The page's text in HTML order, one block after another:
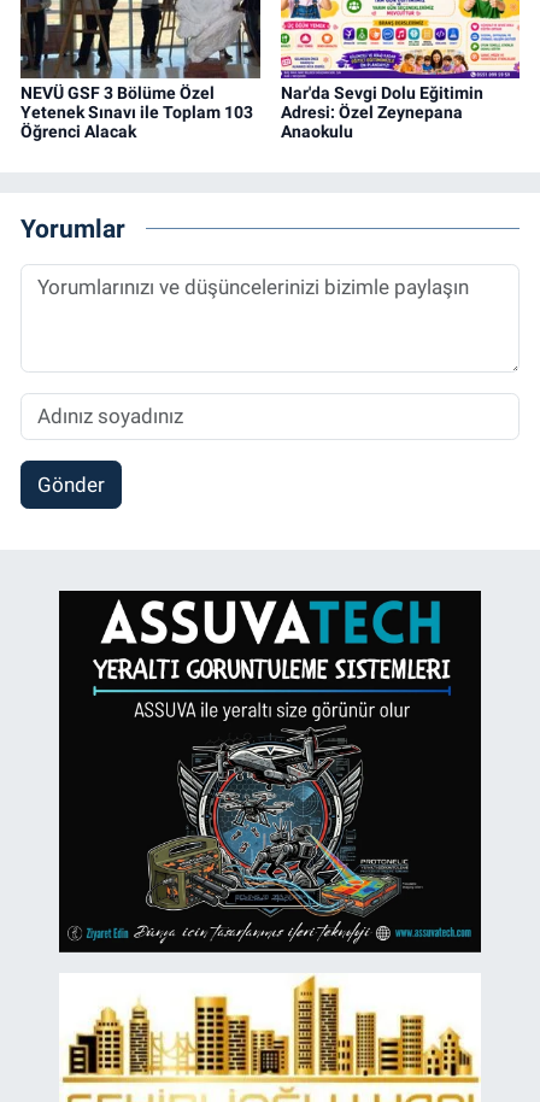
NEVÜ GSF 3 Bölüme Özel
Yetenek Sınavı ile Toplam 103
Öğrenci Alacak
Nar'da Sevgi Dolu Eğitimin
Adresi: Özel Zeynepana
Anaokulu
Yorumlar
Gönder